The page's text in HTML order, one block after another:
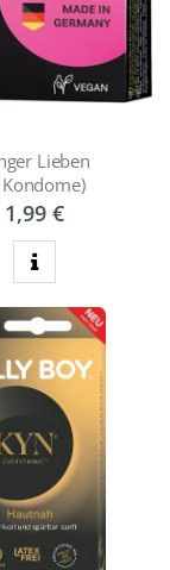
Lieben
1,99 €